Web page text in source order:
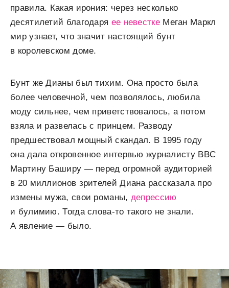
правила. Какая ирония: через несколько
десятилетий благодаря ее невесткеМеган Маркл
мир узнает, что значит настоящий бунт
в королевском доме.
Бунт же Дианы был тихим. Она просто была
более человечной, чем позволялось, любила
моду сильнее, чем приветствовалось, а потом
взяла и развелась с принцем. Разводу
предшествовал мощный скандал. В 1995 году
она дала откровенное интервью журналисту BBC
Мартину Баширу — перед огромной аудиторией
в 20 миллионов зрителей Диана рассказала про
измены мужа, свои романы, депрессию
и булимию. Тогда слова-то такого не знали.
А явление — было.